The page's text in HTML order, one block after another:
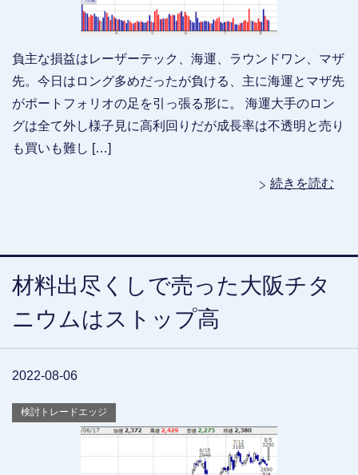
負主な損益はレーザーテック、海運、ラウンドワン、マザ
先。今日はロング多めだったが負ける、主に海運とマザ先
がポートフォリオの足を引っ張る形に。 海運大手のロン
グは全て外し様子見に高利回りだが成長率は不透明と売り
も買いも難し […]
続きを読む
材料出尽くしで売った大阪チタ
ニウムはストップ高
2022-08-06
検討トレードエッジ